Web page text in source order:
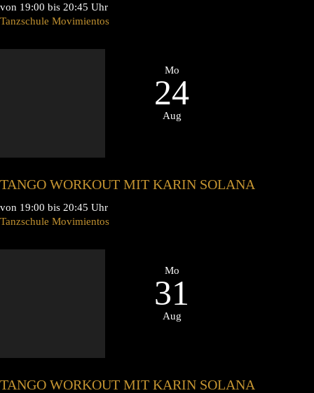
von 19:00 bis 20:45 Uhr
Tanzschule Movimientos
Mo
24
Aug
TANGO WORKOUT MIT KARIN SOLANA
von 19:00 bis 20:45 Uhr
Tanzschule Movimientos
Mo
31
Aug
TANGO WORKOUT MIT KARIN SOLANA